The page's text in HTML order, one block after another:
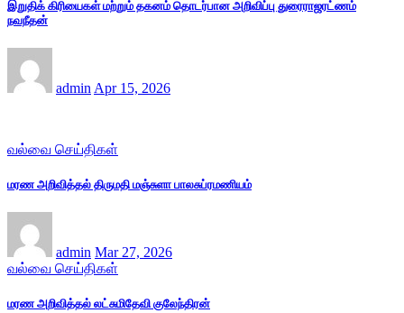
இறுதிக் கிரியைகள் மற்றும் தகனம் தொடர்பான அறிவிப்பு துரைராஜரட்ணம்
நவநீதன்
admin Apr 15, 2026
வல்வை செய்திகள்
மரண அறிவித்தல் திருமதி மஞ்சுளா பாலசுப்ரமணியம்
admin Mar 27, 2026
வல்வை செய்திகள்
மரண அறிவித்தல் லட்சுமிதேவி குலேந்திரன்